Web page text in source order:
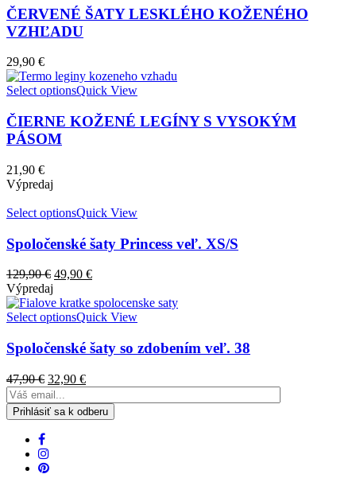
ČERVENÉ ŠATY LESKLÉHO KOŽENÉHO
VZHĽADU
29,90 €
Select optionsQuick View
ČIERNE KOŽENÉ LEGÍNY S VYSOKÝM
PÁSOM
21,90 €
Výpredaj
Select optionsQuick View
Spoločenské šaty Princess veľ. XS/S
129,90€ 49,90 €
Výpredaj
Select optionsQuick View
Spoločenské šaty so zdobením veľ. 38
47,90€ 32,90 €